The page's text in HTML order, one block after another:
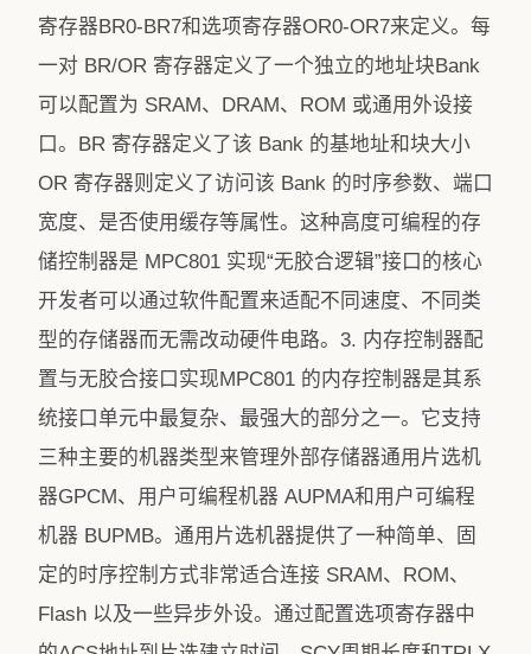
寄存器BR0-BR7和选项寄存器OR0-OR7来定义。每
一对 BR/OR 寄存器定义了一个独立的地址块Bank
可以配置为 SRAM、DRAM、ROM 或通用外设接
口。BR 寄存器定义了该 Bank 的基地址和块大小
OR 寄存器则定义了访问该 Bank 的时序参数、端口
宽度、是否使用缓存等属性。这种高度可编程的存
储控制器是 MPC801 实现“无胶合逻辑”接口的核心
开发者可以通过软件配置来适配不同速度、不同类
型的存储器而无需改动硬件电路。3. 内存控制器配
置与无胶合接口实现MPC801 的内存控制器是其系
统接口单元中最复杂、最强大的部分之一。它支持
三种主要的机器类型来管理外部存储器通用片选机
器GPCM、用户可编程机器 AUPMA和用户可编程
机器 BUPMB。通用片选机器提供了一种简单、固
定的时序控制方式非常适合连接 SRAM、ROM、
Flash 以及一些异步外设。通过配置选项寄存器中